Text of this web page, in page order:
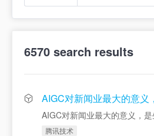
6570 search results
AIGC对新闻业最大的意义
AIGC对新闻业最大的意义，
腾讯技术